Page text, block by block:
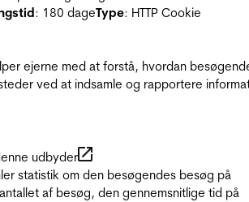
: 180 dageType: HTTP Cookie
ejerne med at forstå, hvordan
ved at indsamle og rapportere
udbyder
statistik om den besøgendes besøg på
af besøg, den gennemsnitlige tid på